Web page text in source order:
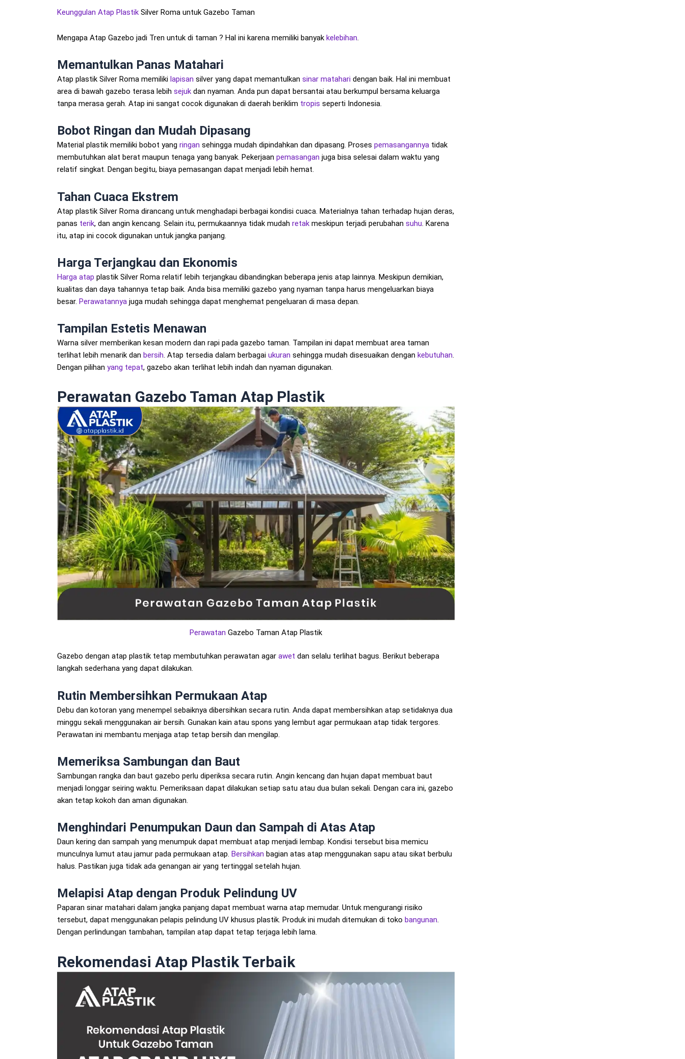
Keunggulan Atap Plastik Silver Roma untuk Gazebo Taman
Mengapa Atap Gazebo jadi Tren untuk di taman ? Hal ini karena memiliki banyak kelebihan.
Memantulkan Panas Matahari
Atap plastik Silver Roma memiliki lapisan silver yang dapat memantulkan sinar matahari dengan baik. Hal ini membuat
area di bawah gazebo terasa lebih sejuk dan nyaman. Anda pun dapat bersantai atau berkumpul bersama keluarga
tanpa merasa gerah. Atap ini sangat cocok digunakan di daerah beriklim tropis seperti Indonesia.
Bobot Ringan dan Mudah Dipasang
Material plastik memiliki bobot yang ringan sehingga mudah dipindahkan dan dipasang. Proses pemasangannya tidak
membutuhkan alat berat maupun tenaga yang banyak. Pekerjaan pemasangan juga bisa selesai dalam waktu yang
relatif singkat. Dengan begitu, biaya pemasangan dapat menjadi lebih hemat.
Tahan Cuaca Ekstrem
Atap plastik Silver Roma dirancang untuk menghadapi berbagai kondisi cuaca. Materialnya tahan terhadap hujan deras,
panas terik, dan angin kencang. Selain itu, permukaannya tidak mudah retak meskipun terjadi perubahan suhu . Karena
itu, atap ini cocok digunakan untuk jangka panjang.
Harga Terjangkau dan Ekonomis
Harga atap plastik Silver Roma relatif lebih terjangkau dibandingkan beberapa jenis atap lainnya. Meskipun demikian,
kualitas dan daya tahannya tetap baik. Anda bisa memiliki gazebo yang nyaman tanpa harus mengeluarkan biaya
besar. Perawatannya juga mudah sehingga dapat menghemat pengeluaran di masa depan.
Tampilan Estetis Menawan
Warna silver memberikan kesan modern dan rapi pada gazebo taman. Tampilan ini dapat membuat area taman
terlihat lebih menarik dan bersih. Atap tersedia dalam berbagai ukuran sehingga mudah disesuaikan dengan kebutuhan.
Dengan pilihan yang tepat, gazebo akan terlihat lebih indah dan nyaman digunakan.
Perawatan Gazebo Taman Atap Plastik
Perawatan Gazebo Taman Atap Plastik
Gazebo dengan atap plastik tetap membutuhkan perawatan agar awet dan selalu terlihat bagus. Berikut beberapa
langkah sederhana yang dapat dilakukan.
Rutin Membersihkan Permukaan Atap
Debu dan kotoran yang menempel sebaiknya dibersihkan secara rutin. Anda dapat membersihkan atap setidaknya dua
minggu sekali menggunakan air bersih. Gunakan kain atau spons yang lembut agar permukaan atap tidak tergores.
Perawatan ini membantu menjaga atap tetap bersih dan mengilap.
Memeriksa Sambungan dan Baut
Sambungan rangka dan baut gazebo perlu diperiksa secara rutin. Angin kencang dan hujan dapat membuat baut
menjadi longgar seiring waktu. Pemeriksaan dapat dilakukan setiap satu atau dua bulan sekali. Dengan cara ini, gazebo
akan tetap kokoh dan aman digunakan.
Menghindari Penumpukan Daun dan Sampah di Atas Atap
Daun kering dan sampah yang menumpuk dapat membuat atap menjadi lembap. Kondisi tersebut bisa memicu
munculnya lumut atau jamur pada permukaan atap. Bersihkan bagian atas atap menggunakan sapu atau sikat berbulu
halus. Pastikan juga tidak ada genangan air yang tertinggal setelah hujan.
Melapisi Atap dengan Produk Pelindung UV
Paparan sinar matahari dalam jangka panjang dapat membuat warna atap memudar. Untuk mengurangi risiko
tersebut, dapat menggunakan pelapis pelindung UV khusus plastik. Produk ini mudah ditemukan di toko bangunan.
Dengan perlindungan tambahan, tampilan atap dapat tetap terjaga lebih lama.
Rekomendasi Atap Plastik Terbaik